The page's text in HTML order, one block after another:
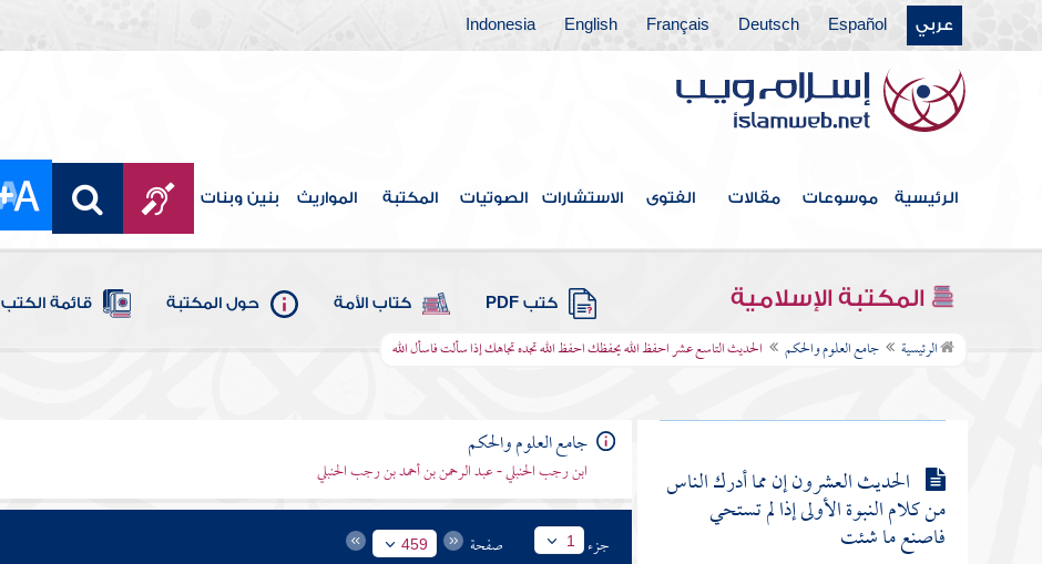
عربي Español
Deutsch
Français
English
Indonesia
الرئيسية موسوعات مقالات الفتوى الاستشارات الصوتيات المكتبة المواريث بنين وبنات
المكتبة الإسلامية كتب PDF كتاب الأمة حول المكتبة قائمة الكتب
الرئيسية جامع العلوم والحكم الحديث التاسع عشر احفظ الله يحفظك احفظ الله تجده تجاهك إذا سألت فاسأل الله
الحديث السادس عشر أن رجلا قال
للنبي صلى الله عليه وسلم أوصني قال لا
تغضب
الحديث السابع عشر إن الله كتب
الحديث الثامن عشر اتق الله حيثما
كنت وأتبع السيئة الحسنة تمحها
الحديث التاسع عشر احفظ الله
الحديث العشرون إن مما أدرك الناس
من كلام النبوة الأولى إذا لم تستحي
فاصنع ما شئت
جامع العلوم والحكم
ابن رجب الحنبلي - عبد الرحمن بن أحمد بن رجب الحنبلي
جزء 1 صفحة 459